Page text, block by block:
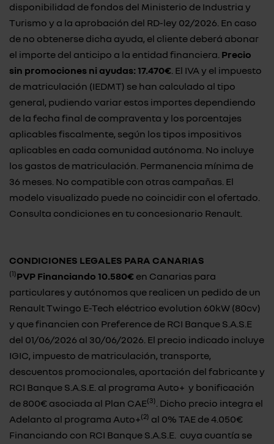
disponibilidad de fondos del Ministerio de Industria y
Turismo y a la aprobación del RD-ley 02/2026. En caso
de no obtenerse dicha ayuda, el cliente deberá abonar
el importe del anticipo a la entidad financiera. Precio
sin promociones ni ayudas: 17.470€. El IVA y el impuesto
de matriculación (IEDMT) se han calculado al tipo
general, pudiendo variar estos importes dependiendo
de la fecha final de compraventa y los porcentajes
aplicables fiscalmente, según los tipos impositivos
aplicables en cada comunidad autónoma. No incluye
los gastos de matriculación. Permanencia mínima de
36 meses. No compatible con otras campañas. El
modelo visualizado puede no coincidir con el ofertado.
Consulta condiciones en tu concesionario Renault.
CONDICIONES LEGALES PARA CANARIAS
(1)PVP Financiando 10.580€ en Canarias para
particulares y autónomos que realicen un pedido de un
Renault Twingo E-Tech eléctrico evolution 60kW (80cv)
y que financien con Preference de RCI Banque S.A.S.E
del 01/06/2026 al 30/06/2026. El precio indicado incluye
IGIC, impuesto de matriculación, transporte,
descuentos promocionales, aportación del fabricante y
RCI Banque S.A.S.E. al programa Auto+ y bonificación
de 800€ asociada al Plan CAE(3). Dicho precio integra el
Adelanto al programa Auto+(2) al 0% TAE de 4.050€
Financiando con RCI Banque S.A.S.E. cuya cuantía se